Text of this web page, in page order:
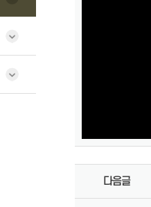
다음글